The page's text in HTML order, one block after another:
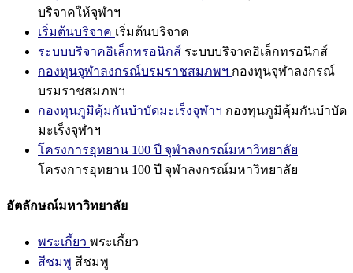
บริจาคให้จุฬาฯ
เริ่มต้นบริจาค เริ่มต้นบริจาค
ระบบบริจาคอิเล็กทรอนิกส์ ระบบบริจาคอิเล็กทรอนิกส์
กองทุนจุฬาลงกรณ์บรมราชสมภพฯ กองทุนจุฬาลงกรณ์
บรมราชสมภพฯ
กองทุนภูมิคุ้มกันบำบัดมะเร็งจุฬาฯ กองทุนภูมิคุ้มกันบำบัด
มะเร็งจุฬาฯ
โครงการอุทยาน 100 ปี จุฬาลงกรณ์มหาวิทยาลัย
โครงการอุทยาน 100 ปี จุฬาลงกรณ์มหาวิทยาลัย
อัตลักษณ์มหาวิทยาลัย
พระเกี้ยว พระเกี้ยว
สีชมพู สีชมพู